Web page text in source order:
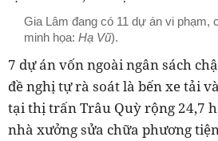
Gia Lâm đang có 11 dự án vi phạm,
minh họa: Hạ Vũ).
7 dự án vốn ngoài ngân sách
đề nghị tự rà soát là bến xe tải
tại thị trấn Trâu Quỳ rộng 24,7
nhà xưởng sửa chữa phương